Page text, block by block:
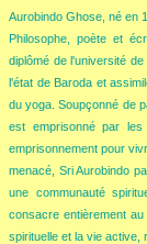
Aurobindo Ghose, né en
Philosophe, poète et
diplômé de l'université
l'état de Baroda et
du yoga. Soupçonné de
est emprisonné par
emprisonnement pour
menacé, Sri Aurobindo
une communauté
consacre entièrement
spirituelle et la vie active,